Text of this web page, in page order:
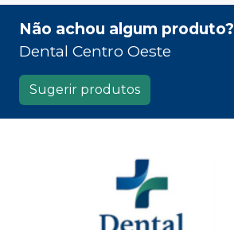
Não achou algum produto?
Dental Centro Oeste
Sugerir produtos